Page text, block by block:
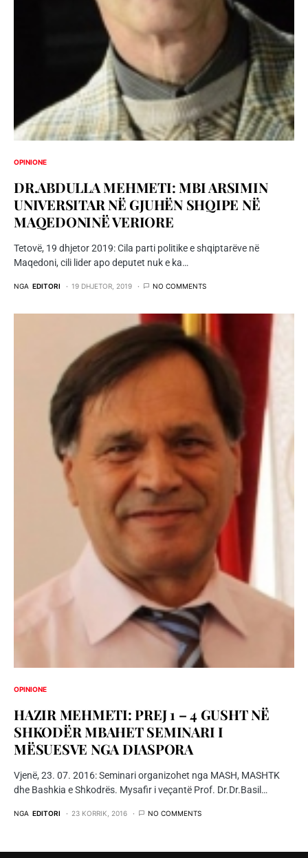
OPINIONE
DR.ABDULLA MEHMETI: MBI ARSIMIN
UNIVERSITAR NË GJUHËN SHQIPE NË
MAQEDONINË VERIORE
Tetovë, 19 dhjetor 2019: Cila parti politike e shqiptarëve në
Maqedoni, cili lider apo deputet nuk e ka…
NGA EDITORI 19 DHJETOR, 2019 NO COMMENTS
OPINIONE
HAZIR MEHMETI: PREJ 1 – 4 GUSHT NË
SHKODËR MBAHET SEMINARI I
MËSUESVE NGA DIASPORA
Vjenë, 23. 07. 2016: Seminari organizohet nga MASH, MASHTK
dhe Bashkia e Shkodrës. Mysafir i veçantë Prof. Dr.Dr.Basil…
NGA EDITORI 23 KORRIK, 2016 NO COMMENTS